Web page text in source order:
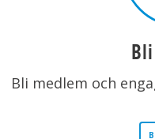
Bli medlem och